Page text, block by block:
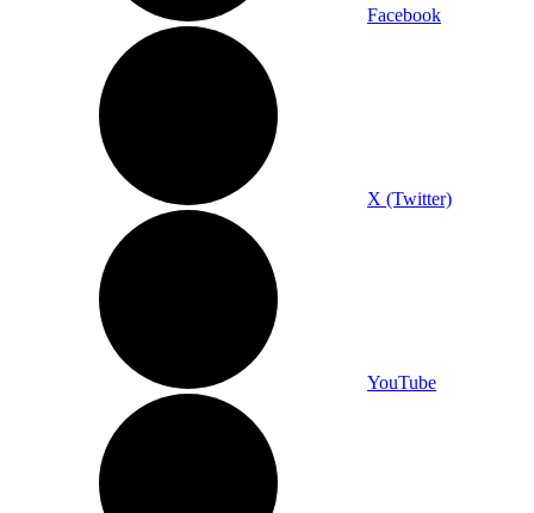
Facebook
X (Twitter)
YouTube